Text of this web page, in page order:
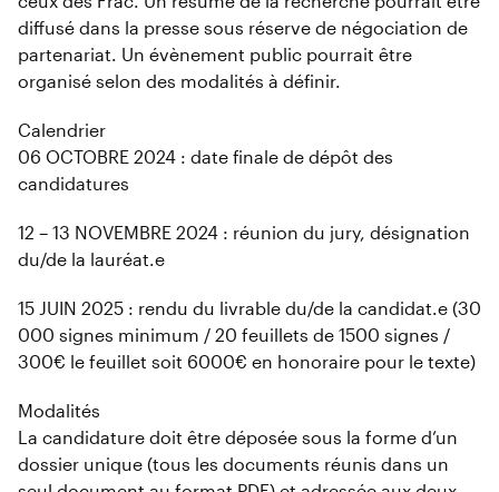
diffusé dans la presse sous réserve de négociation de
partenariat. Un évènement public pourrait être
organisé selon des modalités à définir.
Calendrier
06 OCTOBRE 2024 : date finale de dépôt des
candidatures
12 – 13 NOVEMBRE 2024 : réunion du jury, désignation
du/de la lauréat.e
15 JUIN 2025 : rendu du livrable du/de la candidat.e (30
000 signes minimum / 20 feuillets de 1500 signes /
300€ le feuillet soit 6000€ en honoraire pour le texte)
Modalités
La candidature doit être déposée sous la forme d’un
dossier unique (tous les documents réunis dans un